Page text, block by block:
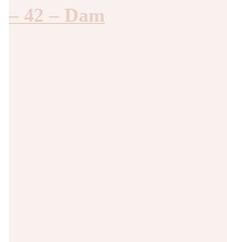
– 42 – Dam